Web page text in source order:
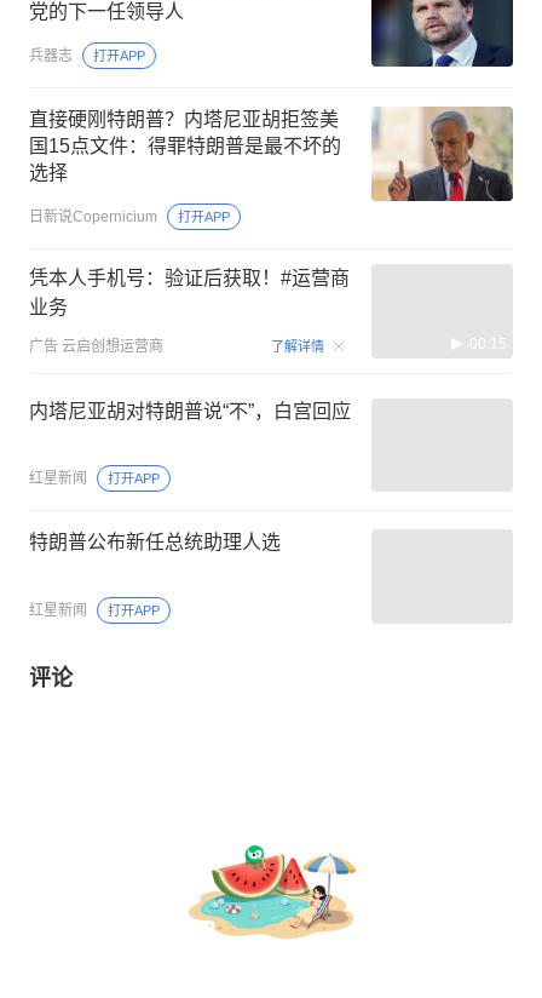
党的下一任领导人
兵器志 打开APP
直接硬刚特朗普？内塔尼亚胡拒签美
国15点文件：得罪特朗普是最不坏的
选择
日新说Copernicium 打开APP
凭本人手机号：验证后获取！#运营商
业务
广告 云启创想运营商 了解详情 00:15
内塔尼亚胡对特朗普说“不”，白宫回应
红星新闻 打开APP
特朗普公布新任总统助理人选
红星新闻 打开APP
评论